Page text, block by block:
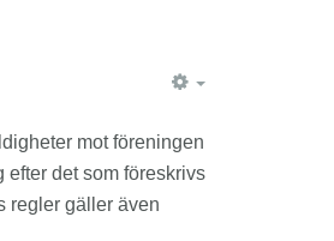
mot föreningen
efter det som föreskrivs
regler gäller även